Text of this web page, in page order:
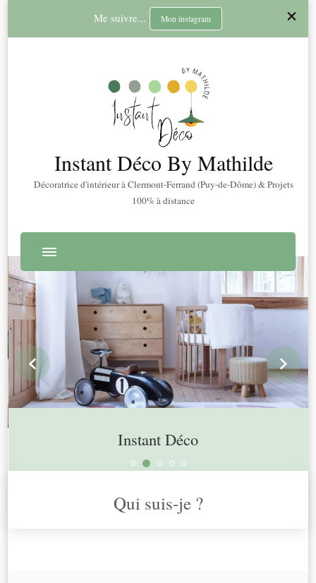
Me suivre... Mon instagram
Instant Déco By Mathilde
Décoratrice d'intérieur à Clermont-Ferrand (Puy-de-Dôme) & Projets
100% à distance
Instant Déco
prev
Qui suis-je ?